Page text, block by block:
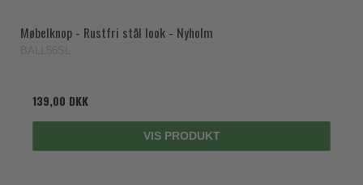
Møbelknop - Rustfri stål look - Nyholm
139,00 DKK
VIS PRODUKT